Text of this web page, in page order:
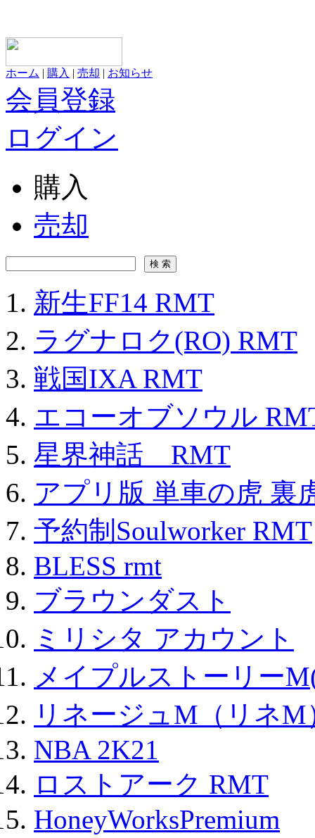
ホーム | 購入 | 売却 | お知らせ
会員登録
ログイン
購入
売却
新生FF14 RMT
ラグナロク(RO) RMT
戦国IXA RMT
エコーオブソウル
星界神話 RMT
アプリ版 単車の虎 裏
予約制Soulworker RMT
BLESS rmt
ブラウンダスト
ミリシタ アカウント
メイプルストーリー
リネージュM（リネM
NBA 2K21
ロストアーク RMT
HoneyWorksPremium